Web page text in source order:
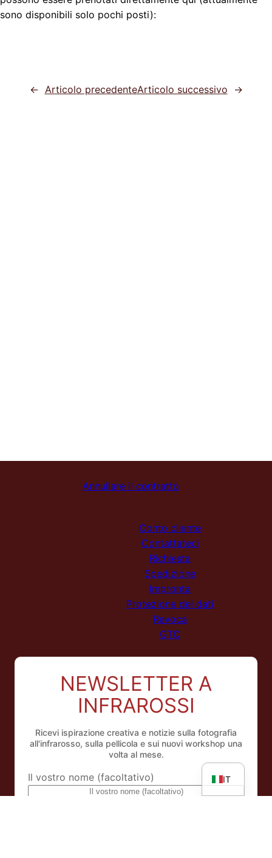
sono disponibili solo pochi posti):
← Articolo precedenteArticolo successivo →
Annullare il contratto
Conto cliente
Contattateci
Richiesta
Spedizione
Impronta
Protezione dei dati
Revoca
GTC
NEWSLETTER A
INFRAROSSI
Ricevi ispirazione creativa e notizie sulla fotografia
all'infrarosso, sulla pellicola e sui nuovi workshop una
volta al mese.
Il vostro nome (facoltativo) IT
EN